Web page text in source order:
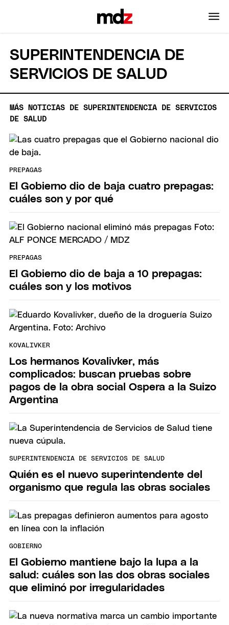
SUPERINTENDENCIA DE
SERVICIOS DE SALUD
MÁS NOTICIAS DE SUPERINTENDENCIA DE SERVICIOS
DE SALUD
PREPAGAS
El Gobierno dio de baja cuatro prepagas:
cuáles son y por qué
PREPAGAS
El Gobierno dio de baja a 10 prepagas:
cuáles son y los motivos
KOVALIVKER
Los hermanos Kovalivker, más
complicados: buscan pruebas sobre
pagos de la obra social Ospera a la Suizo
Argentina
SUPERINTENDENCIA DE SERVICIOS DE SALUD
Quién es el nuevo superintendente del
organismo que regula las obras sociales
GOBIERNO
El Gobierno mantiene bajo la lupa a la
salud: cuáles son las dos obras sociales
que eliminó por irregularidades